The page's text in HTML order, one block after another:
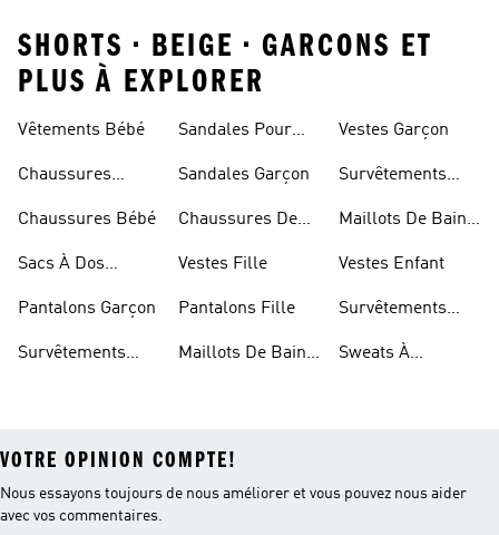
SHORTS • BEIGE • GARCONS ET
PLUS À EXPLORER
Vêtements Bébé
Chaussures
Chaussures Bébé
Sacs À Dos
Pantalons Garçon
Survêtements
Sandales Pour
Sandales Garçon
Chaussures De
Vestes Fille
Pantalons Fille
Maillots De Bain
Vestes Garçon
Survêtements
Maillots De Bain
Vestes Enfant
Survêtements
Sweats À
VOTRE OPINION COMPTE!
Nous essayons toujours de nous améliorer et vous pouvez nous aider
avec vos commentaires.